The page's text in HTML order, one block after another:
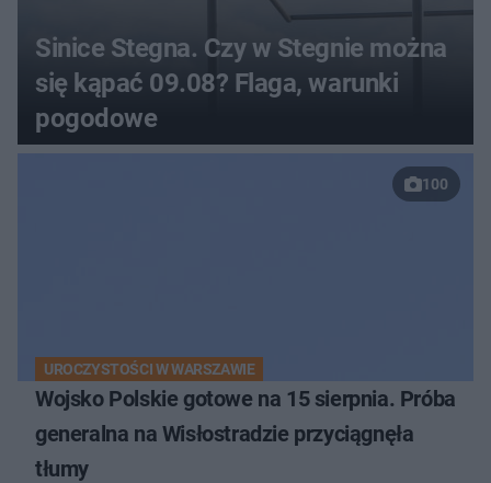
Sinice Stegna. Czy w Stegnie można
się kąpać 09.08? Flaga, warunki
pogodowe
100
UROCZYSTOŚCI W WARSZAWIE
Wojsko Polskie gotowe na 15 sierpnia. Próba
generalna na Wisłostradzie przyciągnęła
tłumy